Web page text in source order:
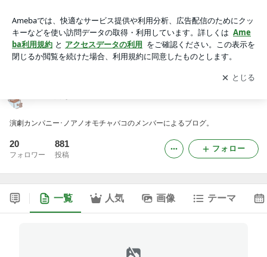
アプリをダウンロードして ブログの更新通知
を受け取りまし
ょう。
開く
演劇カンパニー･ノアノオモチャバコのメンバーによるブログ。
20
フォロワー
881
投稿
フォロー
一覧 人気 画像 テーマ